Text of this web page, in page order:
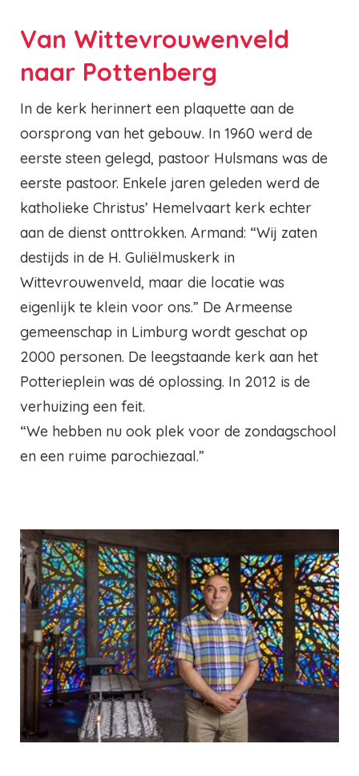
Van Wittevrouwenveld
naar Pottenberg
In de kerk herinnert een plaquette aan de
oorsprong van het gebouw. In 1960 werd de
eerste steen gelegd, pastoor Hulsmans was de
eerste pastoor. Enkele jaren geleden werd de
katholieke Christus’ Hemelvaart kerk echter
aan de dienst onttrokken. Armand: “Wij zaten
destijds in de H. Guliëlmuskerk in
Wittevrouwenveld, maar die locatie was
eigenlijk te klein voor ons.” De Armeense
gemeenschap in Limburg wordt geschat op
2000 personen. De leegstaande kerk aan het
Potterieplein was dé oplossing. In 2012 is de
verhuizing een feit.
“We hebben nu ook plek voor de zondagschool
en een ruime parochiezaal.”